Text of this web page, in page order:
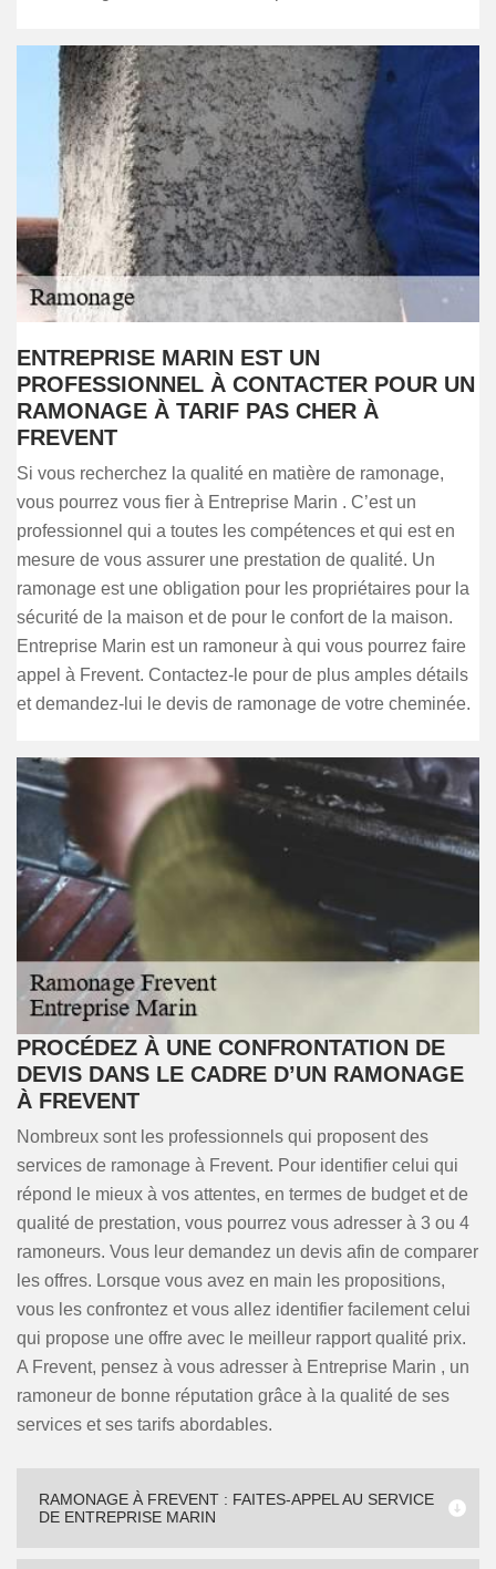
ENTREPRISE MARIN EST UN
PROFESSIONNEL À CONTACTER POUR UN
RAMONAGE À TARIF PAS CHER À
FREVENT
Si vous recherchez la qualité en matière de ramonage,
vous pourrez vous fier à Entreprise Marin . C’est un
professionnel qui a toutes les compétences et qui est en
mesure de vous assurer une prestation de qualité. Un
ramonage est une obligation pour les propriétaires pour la
sécurité de la maison et de pour le confort de la maison.
Entreprise Marin est un ramoneur à qui vous pourrez faire
appel à Frevent. Contactez-le pour de plus amples détails
et demandez-lui le devis de ramonage de votre cheminée.
PROCÉDEZ À UNE CONFRONTATION DE
DEVIS DANS LE CADRE D’UN RAMONAGE
À FREVENT
Nombreux sont les professionnels qui proposent des
services de ramonage à Frevent. Pour identifier celui qui
répond le mieux à vos attentes, en termes de budget et de
qualité de prestation, vous pourrez vous adresser à 3 ou 4
ramoneurs. Vous leur demandez un devis afin de comparer
les offres. Lorsque vous avez en main les propositions,
vous les confrontez et vous allez identifier facilement celui
qui propose une offre avec le meilleur rapport qualité prix.
A Frevent, pensez à vous adresser à Entreprise Marin , un
ramoneur de bonne réputation grâce à la qualité de ses
services et ses tarifs abordables.
RAMONAGE À FREVENT : FAITES-APPEL AU SERVICE
DE ENTREPRISE MARIN